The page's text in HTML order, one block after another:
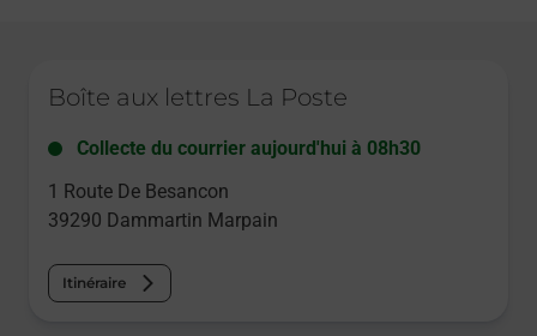
Boîte aux lettres La Poste
Collecte du courrier aujourd'hui à 08h30
1 Route De Besancon
39290 Dammartin Marpain
Itinéraire